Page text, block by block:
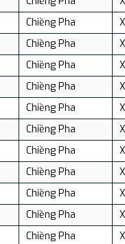
Chiềng Pha
Chiềng Pha
Chiềng Pha
Chiềng Pha
Chiềng Pha
Chiềng Pha
Chiềng Pha
Chiềng Pha
Chiềng Pha
Chiềng Pha
Chiềng Pha